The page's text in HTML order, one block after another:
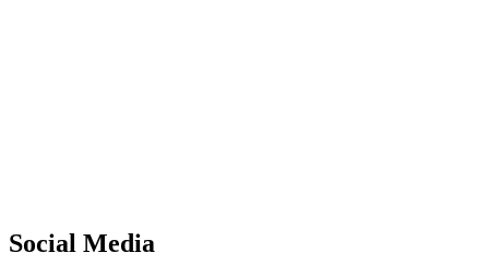
Social Media